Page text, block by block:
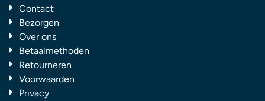
Contact
Bezorgen
Over ons
Betaalmethoden
Retourneren
Voorwaarden
Privacy